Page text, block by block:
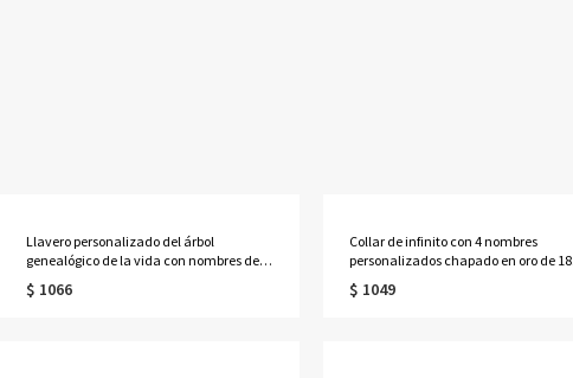
Llavero personalizado del árbol
genealógico de la vida con nombres de 1
a 13 niños
$ 1066
Collar de infinito con 4 nombres
personalizados chapado en oro de 18
quilates
$ 1049